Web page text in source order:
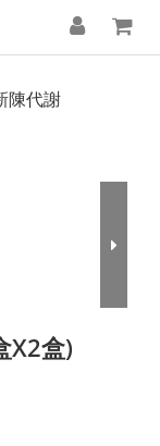
陳代謝
X2盒)